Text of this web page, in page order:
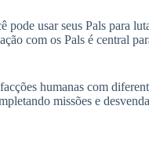
pode usar seus Pals para
com os Pals é central
humanas com
missões e